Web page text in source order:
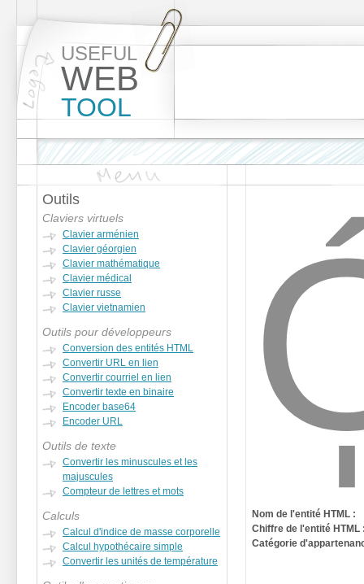
USEFUL
WEB
TOOL
Outils
Claviers virtuels
Clavier arménien
Clavier géorgien
Clavier mathématique
Clavier médical
Clavier russe
Clavier vietnamien
Outils pour développeurs
Conversion des entités HTML
Convertir URL en lien
Convertir courriel en lien
Convertir texte en binaire
Encoder base64
Encoder URL
Outils de texte
Convertir les minuscules et les
majuscules
Compteur de lettres et mots
Calculs
Calcul d'indice de masse corporelle
Calcul hypothécaire simple
Convertir les unités de température
Nom de l'entité HTML :
Chiffre de l'entité HTML
Catégorie